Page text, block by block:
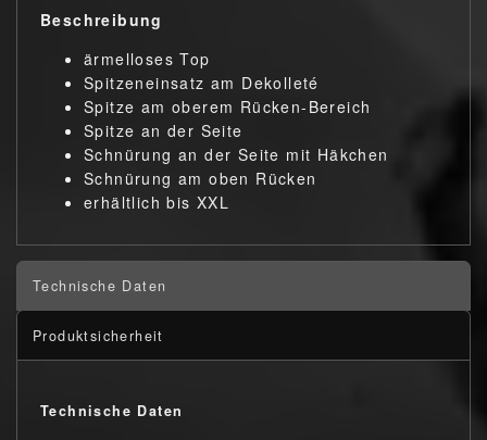
Beschreibung
ärmelloses Top
Spitzeneinsatz am Dekolleté
Spitze am oberem Rücken-Bereich
Spitze an der Seite
Schnürung an der Seite mit Häkchen
Schnürung am oben Rücken
erhältlich bis XXL
Technische Daten
Produktsicherheit
Technische Daten